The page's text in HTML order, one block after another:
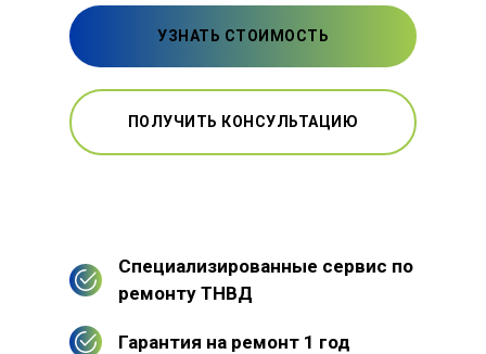
УЗНАТЬ СТОИМОСТЬ
ПОЛУЧИТЬ КОНСУЛЬТАЦИЮ
Специализированные сервис по
ремонту ТНВД
Гарантия на ремонт 1 год